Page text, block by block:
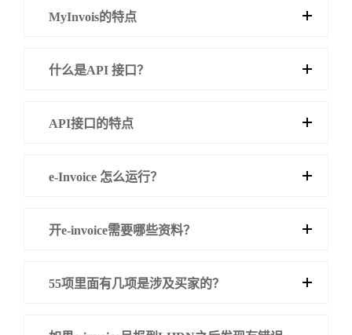
MyInvois的特点
什么是API 接口？
API接口的特点
e-Invoice 怎么运行？
开e-invoice需要哪些资料？
55项里面有几项是涉及买家的？